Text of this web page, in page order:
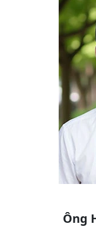
Ông